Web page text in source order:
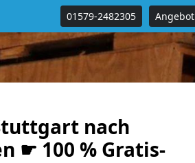
01579-2482305 Angebot
nach
☛ 100 % Gratis-